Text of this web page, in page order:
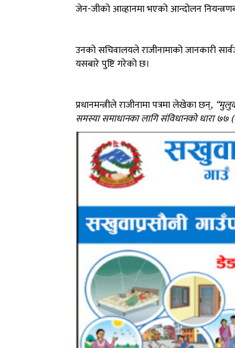
जेन-जीको आव्हानमा भएको आन्दोलन
उनको सचिवालयले राजीनामाको जानकारी
यसबारे पुष्टि गरेको छ।
प्रधानमन्त्रीले राजीनामा पत्रमा लेखेका छन्,
समस्या समाधानका लागि संविधानको धारा ७७